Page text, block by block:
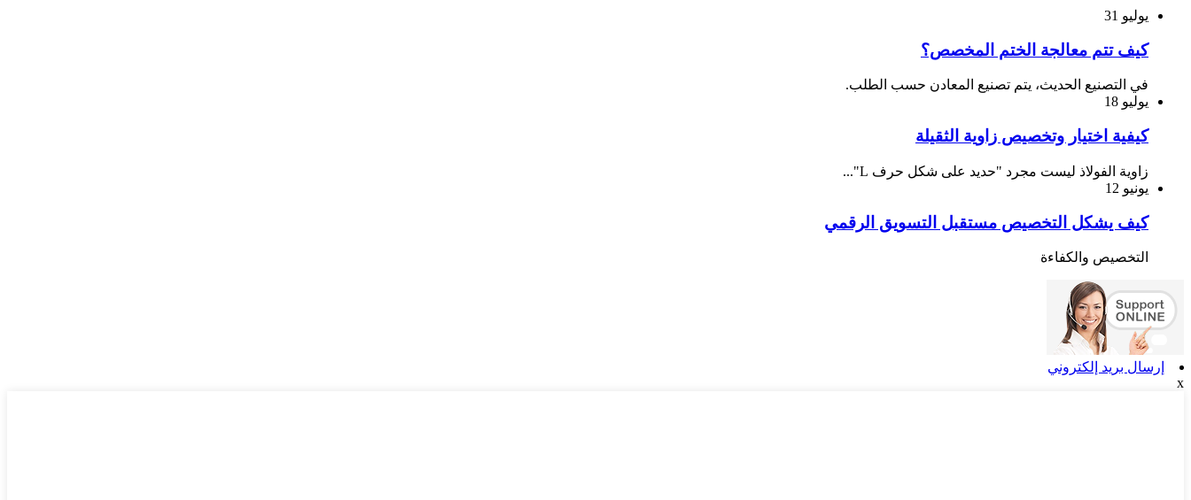
يوليو 31
كيف تتم معالجة الختم المخصص؟
في التصنيع الحديث، يتم تصنيع المعادن حسب الطلب.
يوليو 18
كيفية اختيار وتخصيص زاوية الثقيلة
زاوية الفولاذ ليست مجرد "حديد على شكل حرف L"...
يونيو 12
كيف يشكل التخصيص مستقبل التسويق الرقمي
التخصيص والكفاءة
إرسال بريد إلكتروني
x